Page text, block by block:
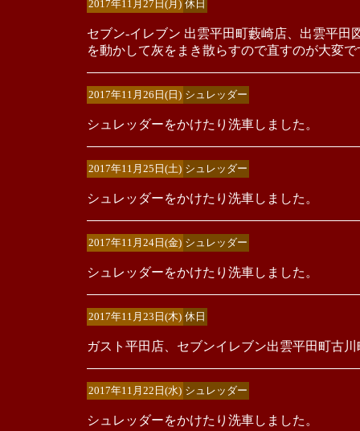
2017年11月27日(月) 休日
セブン-イレブン 出雲平田町藪崎店、出雲平
を動かして灰をまき散らすので直すのが大変で
2017年11月26日(日) シュレッダー
シュレッダーをかけたり洗車しました。
2017年11月25日(土) シュレッダー
シュレッダーをかけたり洗車しました。
2017年11月24日(金) シュレッダー
シュレッダーをかけたり洗車しました。
2017年11月23日(木) 休日
ガスト平田店、セブンイレブン出雲平田町古
2017年11月22日(水) シュレッダー
シュレッダーをかけたり洗車しました。